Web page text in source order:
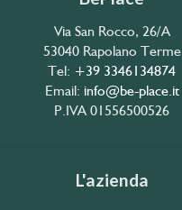
Via San Rocco, 26/A
53040 Rapolano Terme
Tel: +39 3346134874
Email: info@be-place.it
P.IVA 01556500526
L'azienda